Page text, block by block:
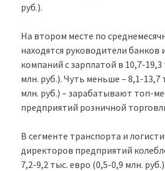
руб.).
На втором месте по
находятся руководители банков
компаний с зарплатой в 10,7-
млн. руб.). Чуть меньше – 8,1-13,7
млн. руб.) – зарабатывают топ-
предприятий розничной
В сегменте транспорта и
директоров предприятий
7,2-9,2 тыс. евро (0,5-0,9 млн.